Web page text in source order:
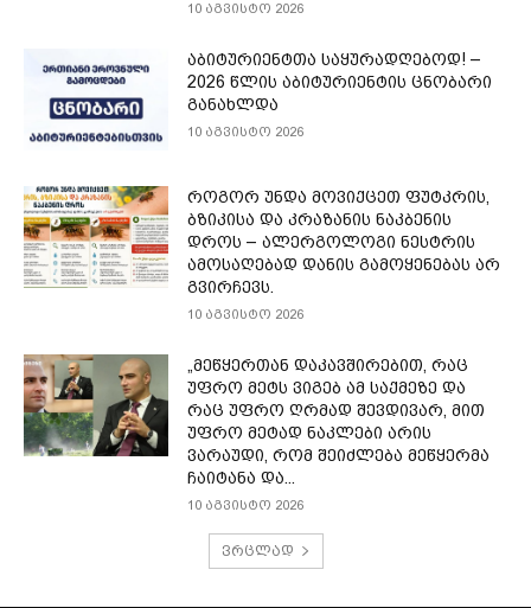
10 აგვისტო 2026
აბიტურიენტთა საყურადღებოდ! –
2026 წლის აბიტურიენტის ცნობარი
განახლდა
10 აგვისტო 2026
როგორ უნდა მოვიქცეთ ფუტკრის,
ბზიკისა და კრაზანის ნაკბენის
დროს – ალერგოლოგი ნესტრის
ამოსაღებად დანის გამოყენებას არ
გვირჩევს.
10 აგვისტო 2026
„მეწყერთან დაკავშირებით, რაც
უფრო მეტს ვიგებ ამ საქმეზე და
რაც უფრო ღრმად შევდივარ, მით
უფრო მეტად ნაკლები არის
ვარაუდი, რომ შეიძლება მეწყერმა
ჩაიტანა და...
10 აგვისტო 2026
ვრცლად